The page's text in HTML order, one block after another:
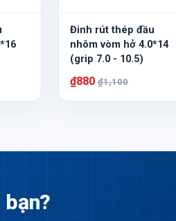
Đinh rút thép đầu
nhôm vòm hở 4.0*14
(grip 7.0 - 10.5)
₫880 ₫1,100